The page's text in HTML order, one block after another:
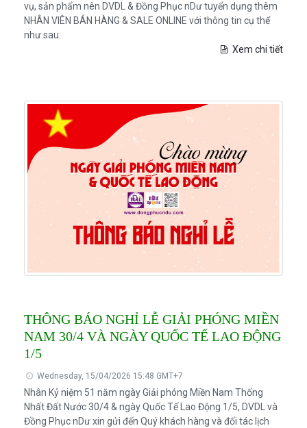
vụ, sản phẩm nên DVDL & Đồng Phục nDư tuyển dụng thêm
NHÂN VIÊN BÁN HÀNG & SALE ONLINE với thông tin cụ thể
như sau:
Xem chi tiết
THÔNG BÁO NGHỈ LỄ GIẢI PHÓNG MIỀN
NAM 30/4 VÀ NGÀY QUỐC TẾ LAO ĐỘNG
1/5
Wednesday, 15/04/2026 15:48 GMT+7
Nhân Kỷ niệm 51 năm ngày Giải phóng Miền Nam Thống
Nhất Đất Nước 30/4 & ngày Quốc Tế Lao Động 1/5, DVDL và
Đồng Phục nDư xin gửi đến Quý khách hàng và đối tác lịch